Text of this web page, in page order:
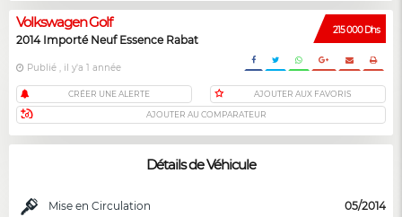
215 000 Dhs
Volkswagen Golf
2014 Importé Neuf Essence Rabat
Publié , il y'a 1 année
CRÉER UNE ALERTE AJOUTER AUX FAVORIS
AJOUTER AU COMPARATEUR
Détails de Véhicule
Mise en Circulation
05/2014